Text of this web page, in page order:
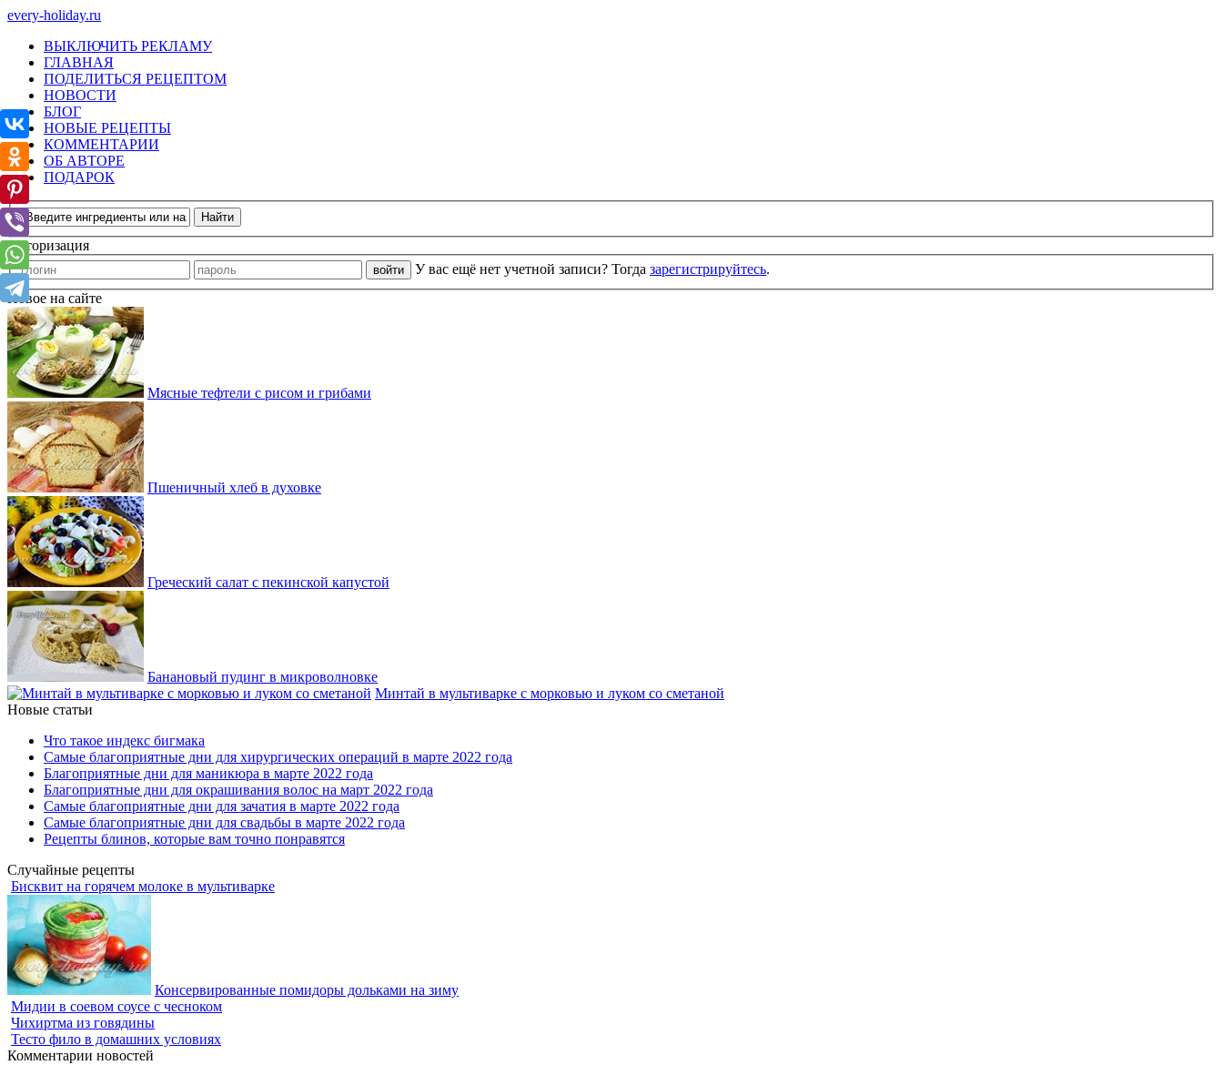
every-holiday.ru
ВЫКЛЮЧИТЬ РЕКЛАМУ
ГЛАВНАЯ
ПОДЕЛИТЬСЯ РЕЦЕПТОМ
НОВОСТИ
БЛОГ
НОВЫЕ РЕЦЕПТЫ
КОММЕНТАРИИ
ОБ АВТОРЕ
ПОДАРОК
Авторизация
У вас ещё нет учетной записи? Тогда зарегистрируйтесь.
Новое на сайте
Мясные тефтели с рисом и грибами
Пшеничный хлеб в духовке
Греческий салат с пекинской капустой
Банановый пудинг в микроволновке
Минтай в мультиварке с морковью и луком со сметаной
Новые статьи
Что такое индекс бигмака
Самые благоприятные дни для хирургических операций в марте 2022 года
Благоприятные дни для маникюра в марте 2022 года
Благоприятные дни для окрашивания волос на март 2022 года
Самые благоприятные дни для зачатия в марте 2022 года
Самые благоприятные дни для свадьбы в марте 2022 года
Рецепты блинов, которые вам точно понравятся
Случайные рецепты
Бисквит на горячем молоке в мультиварке
Консервированные помидоры дольками на зиму
Мидии в соевом соусе с чесноком
Чихиртма из говядины
Тесто фило в домашних условиях
Комментарии новостей